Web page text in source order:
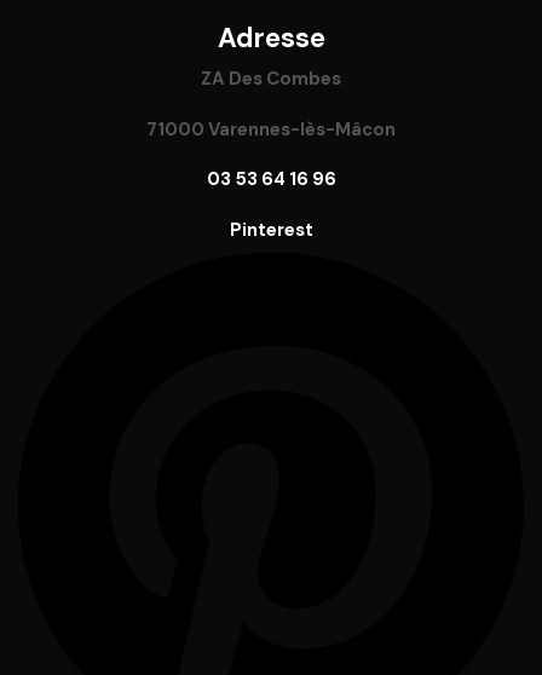
Adresse
ZA Des Combes
71000 Varennes-lès-Mâcon
03 53 64 16 96
Pinterest